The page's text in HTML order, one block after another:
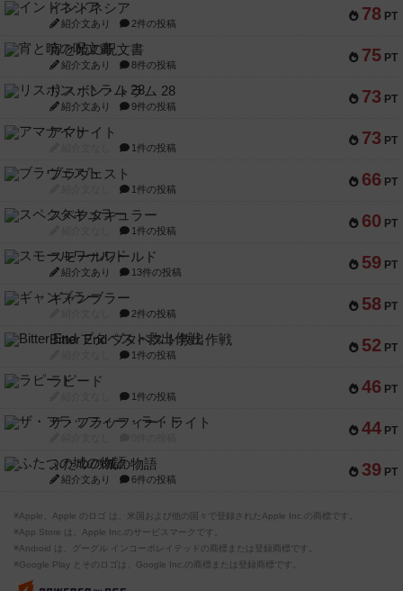
78 PT
インドネシア
紹介文あり 2件の投稿
75 PT
宵と暁の呪文書
紹介文あり 8件の投稿
73 PT
リスボン・トラム 28
紹介文あり 9件の投稿
73 PT
アマナイト
1件の投稿
66 PT
ブラヴェスト
1件の投稿
60 PT
スペクタキュラー
1件の投稿
59 PT
スモールワールド
紹介文あり 13件の投稿
58 PT
ギャンブラー
2件の投稿
52 PT
Bitter End ブタペスト救出作戦
1件の投稿
46 PT
ラピード
1件の投稿
44 PT
ザ・フラッフィー・ライト
39 PT
ふたつの城の物語
紹介文あり 6件の投稿
※Apple、Apple のロゴ は、米国および他の国々で登録されたApple Inc.の商標です。
※App Store は、Apple Inc.のサービスマークです。
※Android は、グーグル インコーポレイテッドの商標または登録商標です。
※Google Play とそのロゴは、Google Inc.の商標または登録商標です。